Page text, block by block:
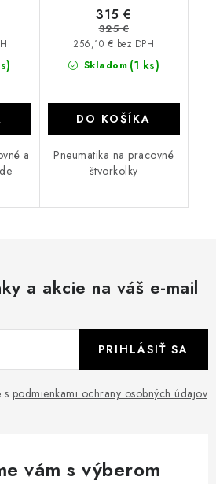
a
Skladom (1 ks)
256,10 € bez DPH
315 €
325 €
DO KOŠÍKA
Pneumatika na pracovné
štvorkolky
a akcie na váš e-mail
s podmienkami ochrany osobných údajov
PRIHLÁSIŤ SA
vám s výberom